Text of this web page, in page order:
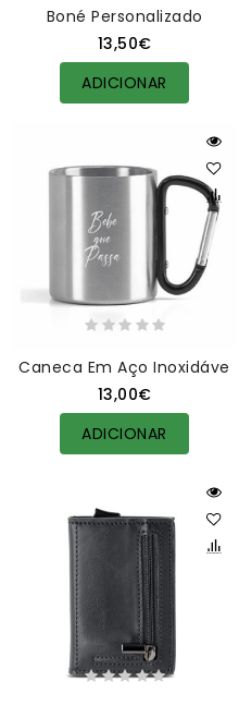
Boné Personalizado
13,50€
ADICIONAR
Caneca Em Aço Inoxidável
13,00€
ADICIONAR